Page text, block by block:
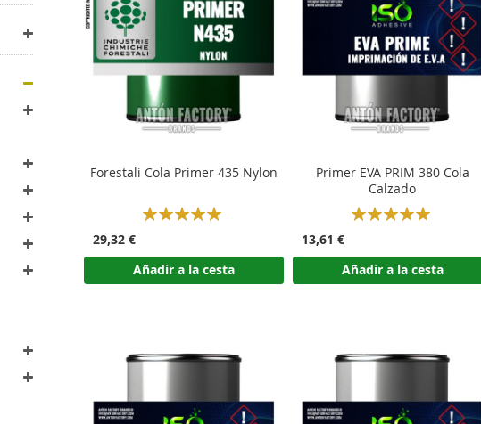
Forestali Cola Primer 435 Nylon
Rating:
29,32 €
Añadir a la cesta
Primer EVA PRIM 380 Cola
Calzado
Rating:
13,61 €
Añadir a la cesta